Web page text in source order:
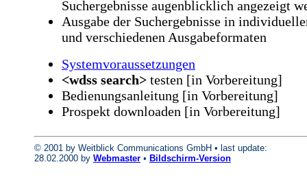
Suchergebnisse augenblicklich angezeigt
Ausgabe der Suchergebnisse in
und verschiedenen Ausgabeformaten
Systemvoraussetzungen
<wdss search> testen [in Vorbereitung]
Bedienungsanleitung [in Vorbereitung]
Prospekt downloaden [in Vorbereitung]
© 2001 by Weitblick Communications GmbH • last update:
28.02.2000 by Webmaster • Bildschirm-Version